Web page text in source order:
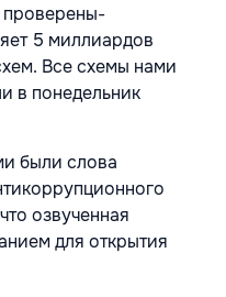
проверены-
5 миллиардов
Все схемы нами
в понедельник
были слова
озвученная
для открытия